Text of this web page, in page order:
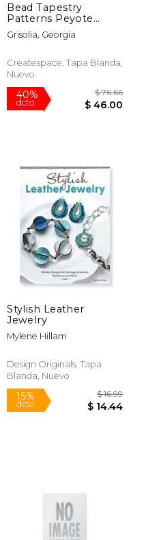
Bead Tapestry
Patterns Peyote
Bouquet
Chrysanthemum by
Withe (en Inglés)
Grisolia, Georgia
Createspace, Tapa Blanda,
Nuevo
Stylish Leather
Jewelry
Mylene Hillam
Design Originals, Tapa
Blanda, Nuevo